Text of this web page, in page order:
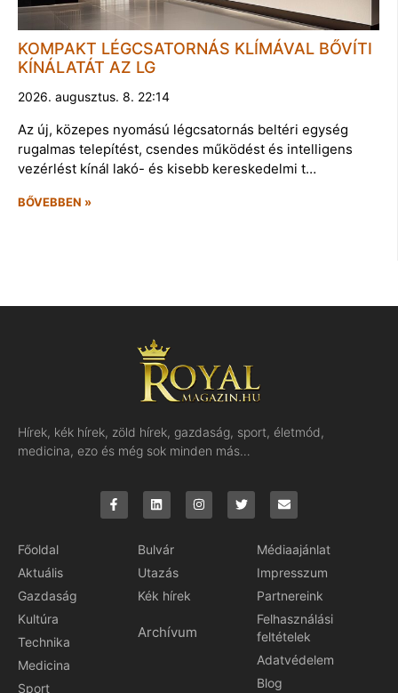
KOMPAKT LÉGCSATORNÁS KLÍMÁVAL BŐVÍTI
KÍNÁLATÁT AZ LG
2026. augusztus. 8. 22:14
Az új, közepes nyomású légcsatornás beltéri egység
rugalmas telepítést, csendes működést és intelligens
vezérlést kínál lakó- és kisebb kereskedelmi t…
BŐVEBBEN »
Hírek, kék hírek, zöld hírek, gazdaság, sport, életmód,
medicina, ezo és még sok minden más…
Főoldal
Aktuális
Gazdaság
Kultúra
Technika
Medicina
Sport
Bulvár
Utazás
Kék hírek
Archívum
Médiaajánlat
Impresszum
Partnereink
Felhasználási
feltételek
Adatvédelem
Blog